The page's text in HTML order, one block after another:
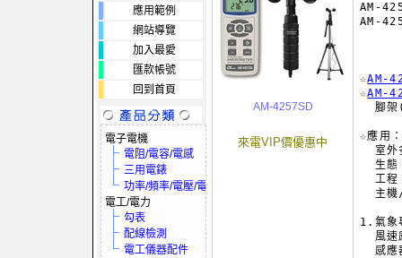
應用範例
網站導覽
加入最愛
匯款帳號
回到首頁
電子電機
電阻/電容/電感
三用電錶
功率/頻率/電壓/電流
電工/電力
勾表
配線檢測
電工儀器配件
AM-4257SD
來電VIP價優惠中
AM-
AM-
☆AM-
☆AM-
腳架
☆應用
室外
生態
工程
主機
1.氣象
風速
感應